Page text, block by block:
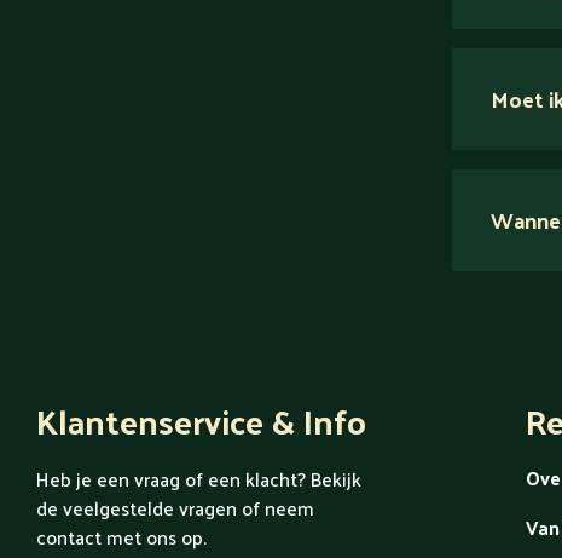
Moet
Klantenservice & Info
Heb je een vraag of een klacht? Bekijk
de veelgestelde vragen of neem
contact met ons op.